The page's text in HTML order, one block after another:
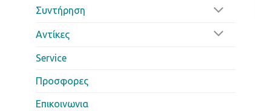
Συντήρηση
Αντίκες
Service
Προσφορες
Επικοινωνια